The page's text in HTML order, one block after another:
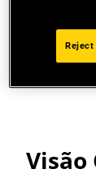
Gatilho
Visão